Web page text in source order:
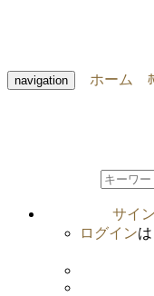
navigation ホーム ﾎ
サイ
ログイン